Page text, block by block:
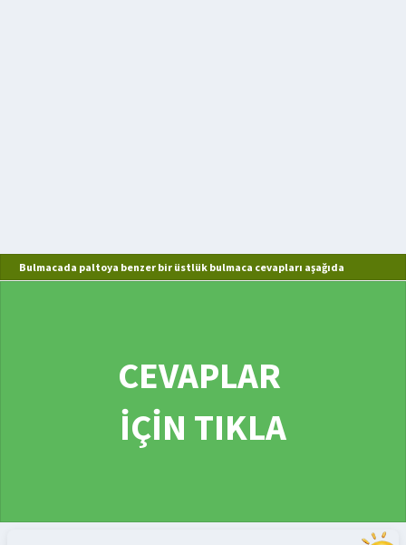
Bulmacada paltoya benzer bir üstlük bulmaca cevapları aşağıda
CEVAPLAR
İÇİN TIKLA